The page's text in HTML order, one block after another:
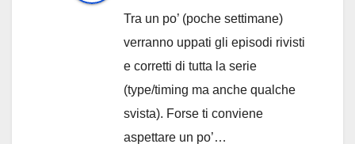
Tra un po’ (poche settimane)
verranno uppati gli episodi rivisti
e corretti di tutta la serie
(type/timing ma anche qualche
svista). Forse ti conviene
aspettare un po’…